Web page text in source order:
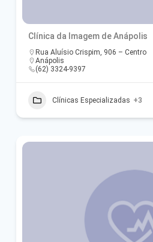
Clínica da Imagem de Anápolis
Rua Aluísio Crispim, 906 – Centro
Anápolis
(62) 3324-9397
Clínicas Especializadas +3